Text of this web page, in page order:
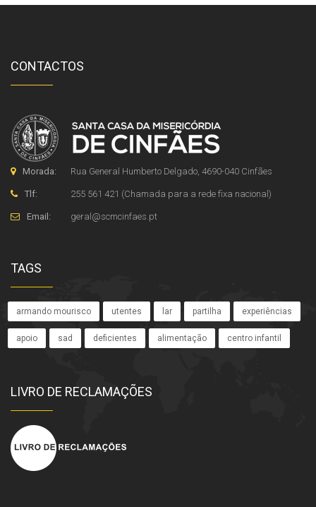
CONTACTOS
Morada: Rua General Humberto Delgado, 4690-040 Cinfães
Tlf: 255 561 421 (Chamada para a rede fixa nacional)
Email: geral @scmcinfaes.pt
TAGS
armando mourisco utentes lar partilha experiências
apoio sad deficientes alimentação centro infantil
LIVRO DE RECLAMAÇÕES